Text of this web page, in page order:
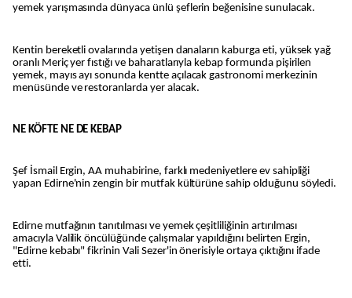
yemek yarışmasında dünyaca ünlü şeflerin beğenisine sunulacak.
Kentin bereketli ovalarında yetişen danaların kaburga eti, yüksek yağ
oranlı Meriç yer fıstığı ve baharatlarıyla kebap formunda pişirilen
yemek, mayıs ayı sonunda kentte açılacak gastronomi merkezinin
menüsünde ve restoranlarda yer alacak.
NE KÖFTE NE DE KEBAP
Şef İsmail Ergin, AA muhabirine, farklı medeniyetlere ev sahipliği
yapan Edirne'nin zengin bir mutfak kültürüne sahip olduğunu söyledi.
Edirne mutfağının tanıtılması ve yemek çeşitliliğinin artırılması
amacıyla Valilik öncülüğünde çalışmalar yapıldığını belirten Ergin,
"Edirne kebabı" fikrinin Vali Sezer'in önerisiyle ortaya çıktığını ifade
etti.